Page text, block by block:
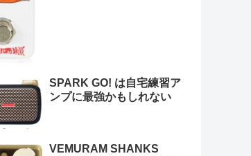
SPARK GO! は自宅練習ア
ンプに最強かもしれない
VEMURAM SHANKS